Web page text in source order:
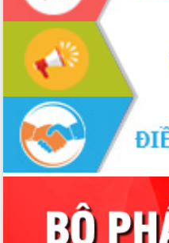
trong thương mại điện tử năm 2026
Đoàn đại biểu Quốc hội tỉnh Đắk Lắk
trao đổi thông tin trước Kỳ họp thứ
nhất, Quốc hội khóa XVI
Quyết liệt cải cách hành chính, khơi
thông nguồn lực phát triển
Nâng cao hiệu lực, hiệu quả HĐND
tỉnh thông qua hiện đại hóa hành chính
Xã Ea Phê gắn cải cách hành chính với
chuyển đổi số
Phó Chủ tịch Thường trực UBND tỉnh
Hồ Thị Nguyên Thảo làm việc tại Trung
tâm Phục vụ hành chính công xã Ea